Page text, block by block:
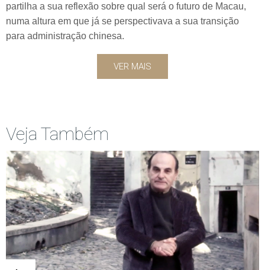
partilha a sua reflexão sobre qual será o futuro de Macau,
numa altura em que já se perspectivava a sua transição
para administração chinesa.
VER MAIS
Veja Também